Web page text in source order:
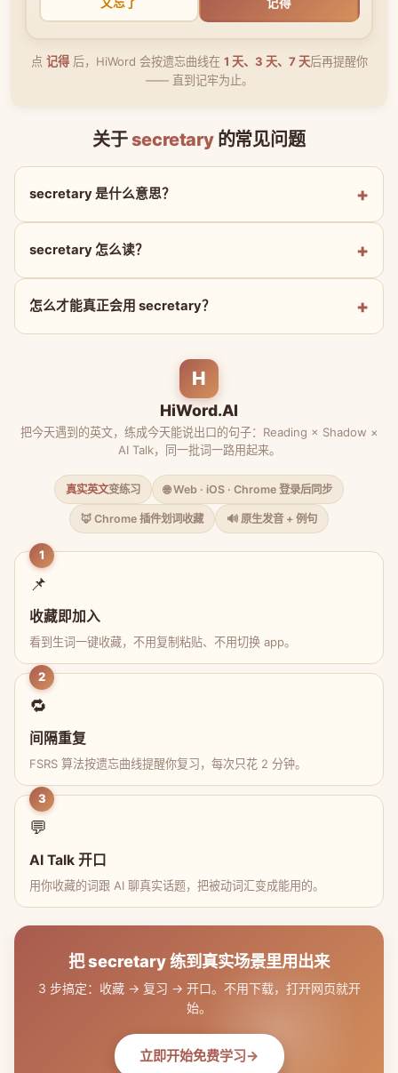
点 记得后，HiWord 会按遗忘曲线在 1 天、3 天、7 天后再提醒你
—— 直到记牢为止。
关于 secretary的常见问题
secretary 是什么意思？
secretary 怎么读？
怎么才能真正会用 secretary？
H
HiWord.AI
把今天遇到的英文，练成今天能说出口的句子：Reading × Shadow ×
AI Talk，同一批词一路用起来。
真实英文变练习 🌐 Web · iOS · Chrome 登录后同步
🦊 Chrome 插件划词收藏 🔊 原生发音 + 例句
1
📌
收藏即加入
看到生词一键收藏，不用复制粘贴、不用切换 app。
2
🔁
间隔重复
FSRS 算法按遗忘曲线提醒你复习，每次只花 2 分钟。
3
💬
AI Talk 开口
用你收藏的词跟 AI 聊真实话题，把被动词汇变成能用的。
把 secretary 练到真实场景里用出来
3 步搞定：收藏 → 复习 → 开口。不用下载，打开网页就开
始。
立即开始免费学习